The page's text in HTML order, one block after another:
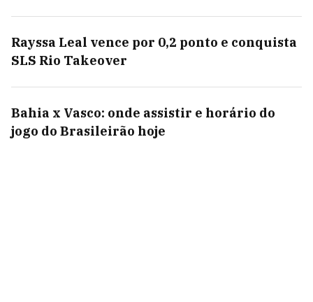
Rayssa Leal vence por 0,2 ponto e conquista
SLS Rio Takeover
Bahia x Vasco: onde assistir e horário do
jogo do Brasileirão hoje